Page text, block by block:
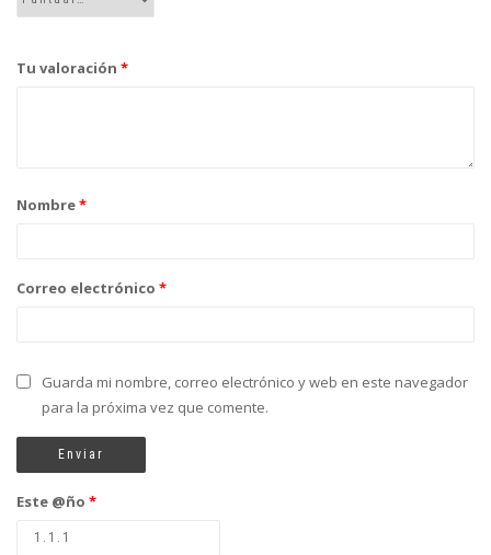
Tu valoración *
Nombre*
Correo electrónico *
Guarda mi nombre, correo electrónico y web en este navegador
para la próxima vez que comente.
Este @ño *